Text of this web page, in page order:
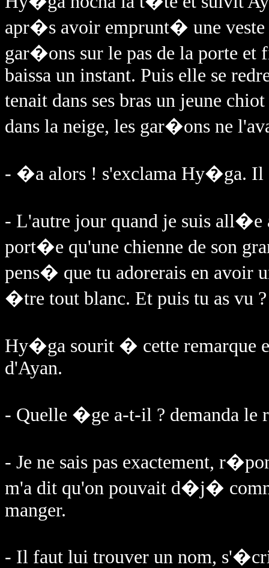
apr�s avoir emprunt� une
gar�ons sur le pas de la porte et
baissa un instant. Puis elle se
tenait dans ses bras un jeune
dans la neige, les gar�ons ne
- �a alors ! s'exclama Hy�ga.
- L'autre jour quand je suis
port�e qu'une chienne de son
pens� que tu adorerais en
�tre tout blanc. Et puis tu as vu
Hy�ga sourit � cette remarque
d'Ayan.
- Quelle �ge a-t-il ? demanda le
- Je ne sais pas exactement,
m'a dit qu'on pouvait d�j�
manger.
- Il faut lui trouver un nom,